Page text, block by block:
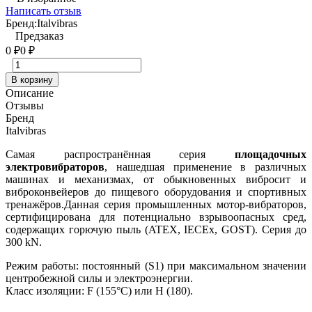
Написать отзыв
Бренд:Italvibras
Предзаказ
0 ₽0 ₽
В корзину
Описание
Отзывы
Бренд
Italvibras
Самая распространённая серия площадочных
электровибраторов, нашедшая применение в различных
машинах и механизмах, от обыкновенных вибросит и
виброконвейеров до пищевого оборудования и спортивных
тренажёров.Данная серия промышленных мотор-вибраторов,
сертифицирована для потенциально взрывоопасных сред,
содержащих горючую пыль (ATEX, IECEx, GOST). Серия до
300 kN.
Режим работы: постоянный (S1) при максимальном значении
центробежной силы и электроэнергии.
Класс изоляции: F (155°С) или Н (180).